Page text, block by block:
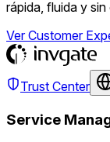
rápida, fluida y
Ver Customer
Trust Center
Service